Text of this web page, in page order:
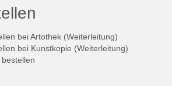
2019
2017
bei Artothek (Weiterleitung)
bei Kunstkopie (Weiterleitung)